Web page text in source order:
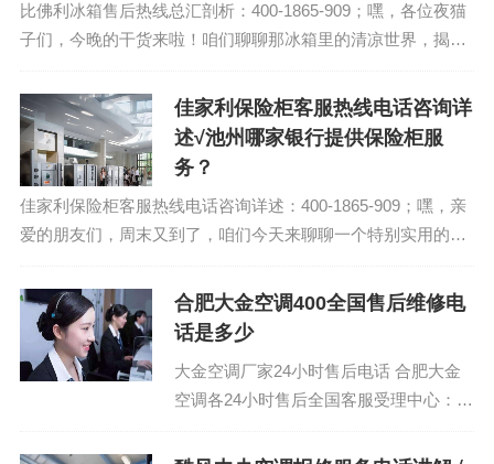
比佛利冰箱售后热线总汇剖析：400-1865-909；嘿，各位夜猫
子们，今晚的干货来啦！咱们聊聊那冰箱里的清凉世界，揭秘
的那一刻，那股清凉瞬间就能...
佳家利保险柜客服热线电话咨询详
述√池州哪家银行提供保险柜服
务？
佳家利保险柜客服热线电话咨询详述：400-1865-909；嘿，亲
爱的朋友们，周末又到了，咱们今天来聊聊一个特别实用的话
到咱们的财产安全，那可是头...
合肥大金空调400全国售后维修电
话是多少
大金空调厂家24小时售后电话 合肥大金
空调各24小时售后全国客服受理中心：
大金...